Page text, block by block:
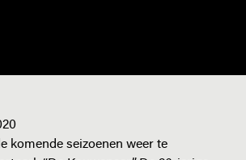
komende seizoenen weer te